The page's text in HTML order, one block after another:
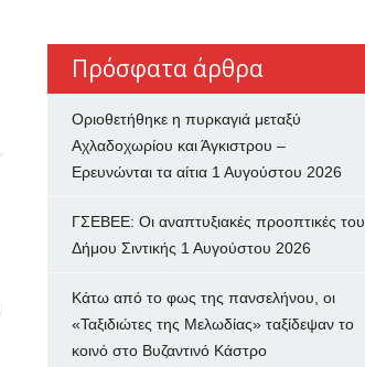
Πρόσφατα άρθρα
Οριοθετήθηκε η πυρκαγιά μεταξύ
Αχλαδοχωρίου και Άγκιστρου –
Ερευνώνται τα αίτια 1 Αυγούστου 2026
ΓΣΕΒΕΕ: Οι αναπτυξιακές προοπτικές του
Δήμου Σιντικής 1 Αυγούστου 2026
Κάτω από το φως της πανσελήνου, οι
«Ταξιδιώτες της Μελωδίας» ταξίδεψαν το
κοινό στο Βυζαντινό Κάστρο